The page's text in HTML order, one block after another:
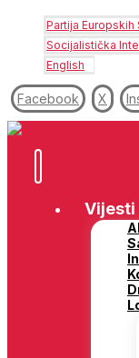
Partija Europskih
Socijalistička
English
Facebook X
Vijesti